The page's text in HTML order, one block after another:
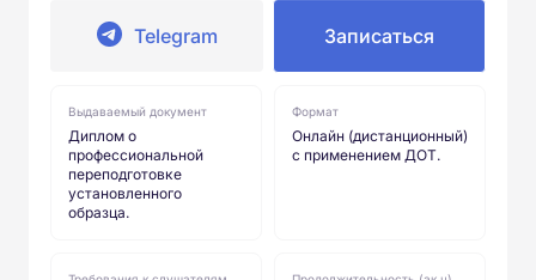
Telegram Записаться
Выдаваемый документ
Диплом о
профессиональной
переподготовке
установленного
образца.
Формат
Онлайн (дистанционный)
с применением ДОТ.